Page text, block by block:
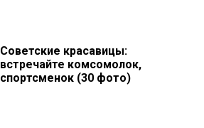
Советские красавицы:
встречайте комсомолок,
спортсменок (30 фото)